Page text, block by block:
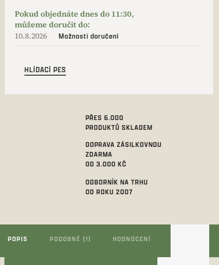
10.8.2026 Možnosti doručení
HLÍDACÍ PES
PŘES 6.000
PRODUKTŮ SKLADEM
DOPRAVA ZÁSILKOVNOU
ZDARMA
OD 3.000 KČ
ODBORNÍK NA TRHU
OD ROKU 2007
POPIS PODOBNÉ (1) HODNOCENÍ